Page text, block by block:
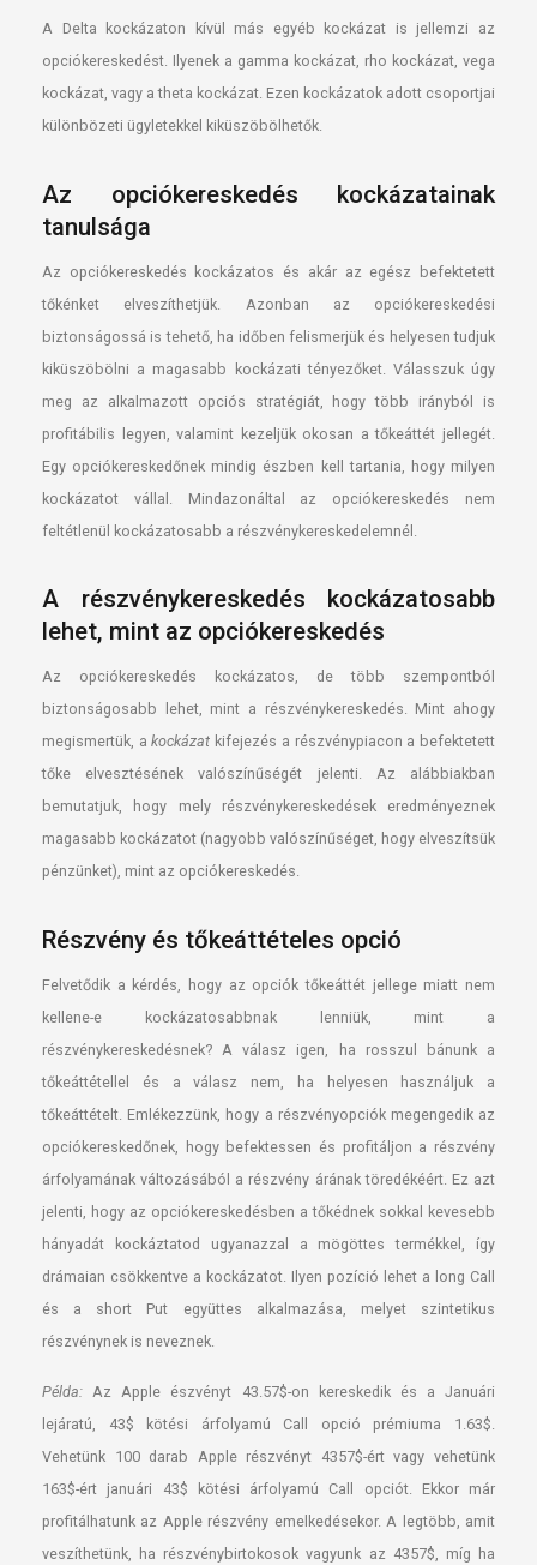
A Delta kockázaton kívül más egyéb kockázat is jellemzi az
opciókereskedést. Ilyenek a gamma kockázat, rho kockázat, vega
kockázat, vagy a theta kockázat. Ezen kockázatok adott csoportjai
különbözeti ügyletekkel kiküszöbölhetők.
Az opciókereskedés kockázatainak
tanulsága
Az opciókereskedés kockázatos és akár az egész befektetett
tőkénket elveszíthetjük. Azonban az opciókereskedési
biztonságossá is tehető, ha időben felismerjük és helyesen tudjuk
kiküszöbölni a magasabb kockázati tényezőket. Válasszuk úgy
meg az alkalmazott opciós stratégiát, hogy több irányból is
profitábilis legyen, valamint kezeljük okosan a tőkeáttét jellegét.
Egy opciókereskedőnek mindig észben kell tartania, hogy milyen
kockázatot vállal. Mindazonáltal az opciókereskedés nem
feltétlenül kockázatosabb a részvénykereskedelemnél.
A részvénykereskedés kockázatosabb
lehet, mint az opciókereskedés
Az opciókereskedés kockázatos, de több szempontból
biztonságosabb lehet, mint a részvénykereskedés. Mint ahogy
megismertük, akockázat kifejezés a részvénypiacon a befektetett
tőke elvesztésének valószínűségét jelenti. Az alábbiakban
bemutatjuk, hogy mely részvénykereskedések eredményeznek
magasabb kockázatot (nagyobb valószínűséget, hogy elveszítsük
pénzünket), mint az opciókereskedés.
Részvény és tőkeáttételes opció
Felvetődik a kérdés, hogy az opciók tőkeáttét jellege miatt nem
kellene-e kockázatosabbnak lenniük, mint a
részvénykereskedésnek? A válasz igen, ha rosszul bánunk a
tőkeáttétellel és a válasz nem, ha helyesen használjuk a
tőkeáttételt. Emlékezzünk, hogy a részvényopciók megengedik az
opciókereskedőnek, hogy befektessen és profitáljon a részvény
árfolyamának változásából a részvény árának töredékéért. Ez azt
jelenti, hogy az opciókereskedésben a tőkédnek sokkal kevesebb
hányadát kockáztatod ugyanazzal a mögöttes termékkel, így
drámaian csökkentve a kockázatot. Ilyen pozíció lehet a long Call
és a short Put együttes alkalmazása, melyet szintetikus
részvénynek is neveznek.
Példa: Az Apple észvényt 43.57$-on kereskedik és a Januári
lejáratú, 43$ kötési árfolyamú Call opció prémiuma 1.63$.
Vehetünk 100 darab Apple részvényt 4357$-ért vagy vehetünk
163$-ért januári 43$ kötési árfolyamú Call opciót. Ekkor már
profitálhatunk az Apple részvény emelkedésekor. A legtöbb, amit
veszíthetünk, ha részvénybirtokosok vagyunk az 4357$, míg ha